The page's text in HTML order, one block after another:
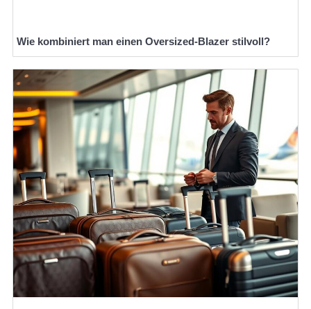
Wie kombiniert man einen Oversized-Blazer stilvoll?